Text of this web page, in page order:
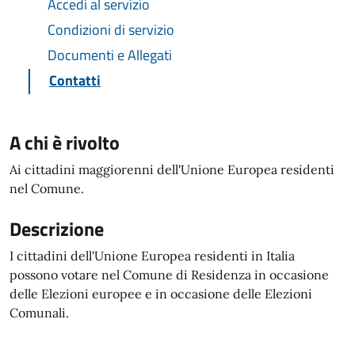
Accedi al servizio
Condizioni di servizio
Documenti e Allegati
Contatti
A chi è rivolto
Ai cittadini maggiorenni dell'Unione Europea residenti
nel Comune.
Descrizione
I cittadini dell'Unione Europea residenti in Italia
possono votare nel Comune di Residenza in occasione
delle Elezioni europee e in occasione delle Elezioni
Comunali.